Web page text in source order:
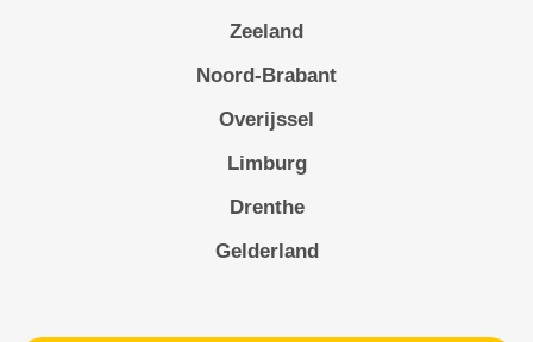
Zeeland
Noord-Brabant
Overijssel
Limburg
Drenthe
Gelderland